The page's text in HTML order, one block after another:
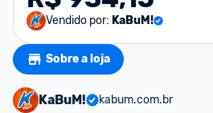
Vendido por: KaBuM!
Sobre a loja
KaBuM!
kabum.com.br